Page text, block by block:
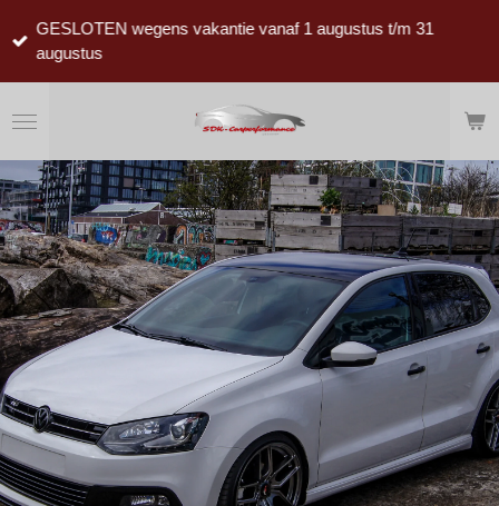
direct
hoofdinhoud
GESLOTEN wegens vakantie vanaf 1 augustus t/m 31
augustus